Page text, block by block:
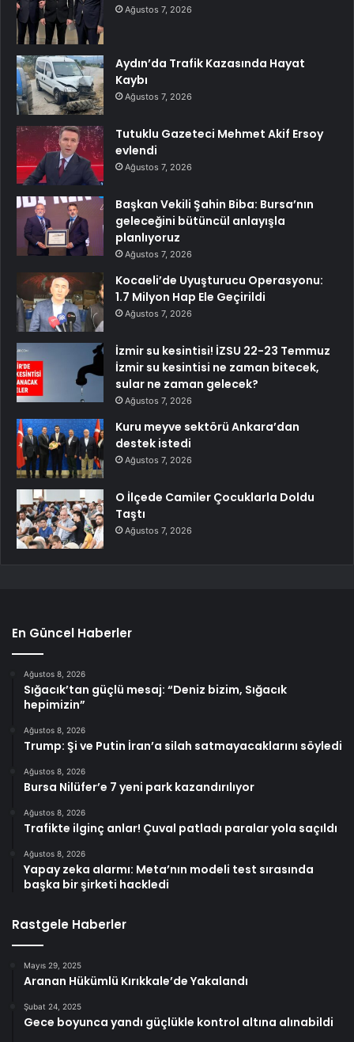
Ağustos 7, 2026
Aydın’da Trafik Kazasında Hayat
Kaybı
Ağustos 7, 2026
Tutuklu Gazeteci Mehmet Akif Ersoy
evlendi
Ağustos 7, 2026
Başkan Vekili Şahin Biba: Bursa’nın
geleceğini bütüncül anlayışla
planlıyoruz
Ağustos 7, 2026
Kocaeli’de Uyuşturucu Operasyonu:
1.7 Milyon Hap Ele Geçirildi
Ağustos 7, 2026
İzmir su kesintisi! İZSU 22-23 Temmuz
İzmir su kesintisi ne zaman bitecek,
sular ne zaman gelecek?
Ağustos 7, 2026
Kuru meyve sektörü Ankara’dan
destek istedi
Ağustos 7, 2026
O İlçede Camiler Çocuklarla Doldu
Taştı
Ağustos 7, 2026
En Güncel Haberler
Ağustos 8, 2026
Sığacık’tan güçlü mesaj: “Deniz bizim, Sığacık
hepimizin”
Ağustos 8, 2026
Trump: Şi ve Putin İran’a silah satmayacaklarını söyledi
Ağustos 8, 2026
Bursa Nilüfer’e 7 yeni park kazandırılıyor
Ağustos 8, 2026
Trafikte ilginç anlar! Çuval patladı paralar yola saçıldı
Ağustos 8, 2026
Yapay zeka alarmı: Meta’nın modeli test sırasında
başka bir şirketi hackledi
Rastgele Haberler
Mayıs 29, 2025
Aranan Hükümlü Kırıkkale’de Yakalandı
Şubat 24, 2025
Gece boyunca yandı güçlükle kontrol altına alınabildi